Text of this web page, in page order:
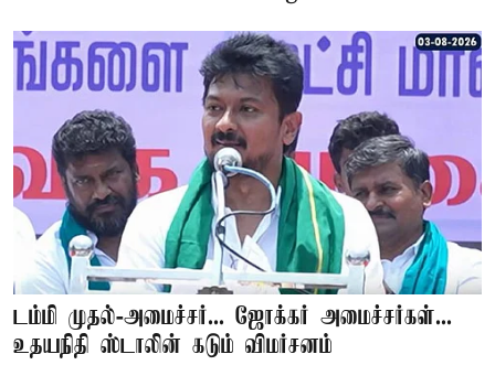
டம்மி முதல்-அமைச்சர்... ஜோக்கர் அமைச்சர்கள்...
உதயநிதி ஸ்டாலின் கடும் விமர்சனம்